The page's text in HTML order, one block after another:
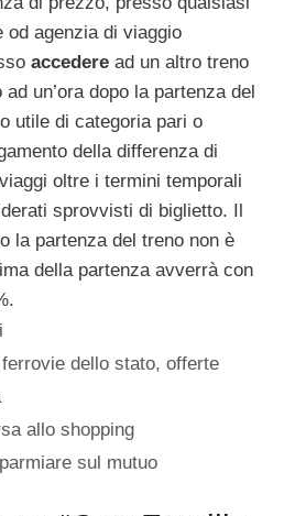
od agenzia di viaggio
accedere ad un altro treno
un’ora dopo la partenza del
utile di categoria pari o
della differenza di
oltre i termini temporali
sprovvisti di biglietto. Il
la partenza del treno non è
della partenza avverrà con
ferrovie dello stato,offerte
allo shopping
sul mutuo